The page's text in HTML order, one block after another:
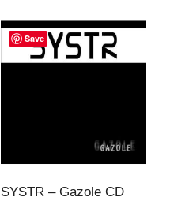
Save
SYSTR – Gazole CD